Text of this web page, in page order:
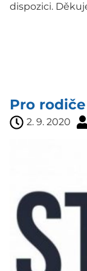
dispozici.
Pro
2. 9. 2020